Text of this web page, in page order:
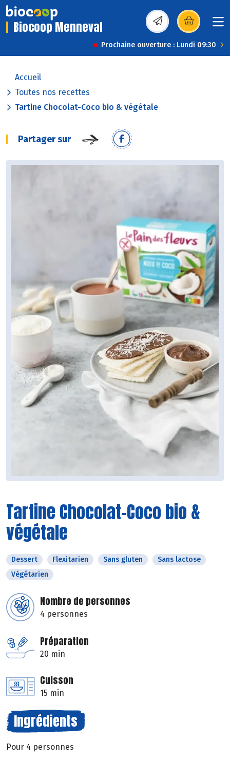
Biocoop Menneval (s’ouvre dans une
Prochaine ouverture : Lundi 09:30
Accueil
Toutes nos recettes
Tartine Chocolat-Coco bio & végétale
Partager sur
Tartine Chocolat-Coco bio &
végétale
Dessert Flexitarien Sans gluten
Sans lactose
Végétarien
Nombre de personnes
4 personnes
Préparation
20 min
Cuisson
15 min
Ingrédients
Pour 4 personnes